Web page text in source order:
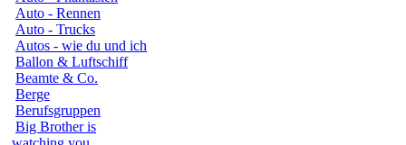
Auto - Rennen
Auto - Trucks
Autos - wie du und ich
Ballon & Luftschiff
Beamte & Co.
Berge
Berufsgruppen
Big Brother is